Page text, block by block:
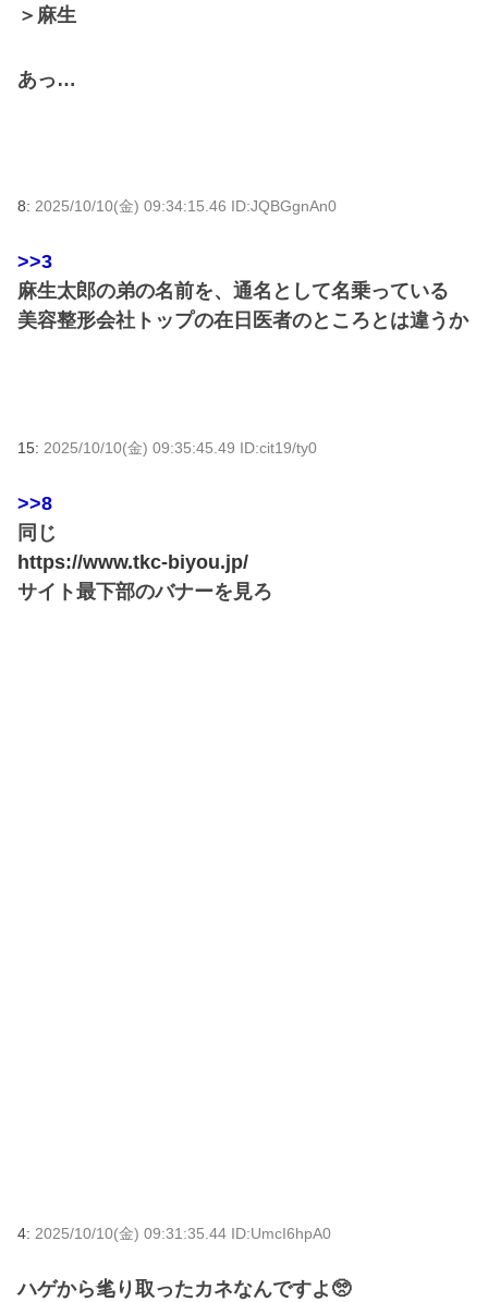
＞麻生
あっ…
8: 2025/10/10(金) 09:34:15.46 ID:JQBGgnAn0
>>3
麻生太郎の弟の名前を、通名として名乗っている
美容整形会社トップの在日医者のところとは違うか
15: 2025/10/10(金) 09:35:45.49 ID:cit19/ty0
>>8
同じ
https://www.tkc-biyou.jp/
サイト最下部のバナーを見ろ
4: 2025/10/10(金) 09:31:35.44 ID:UmcI6hpA0
ハゲから毟り取ったカネなんですよ🥺